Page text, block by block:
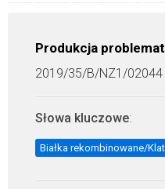
Produkcja
2019/35/B/NZ1/02044
Słowa kluczowe:
Białka rekombinowane/